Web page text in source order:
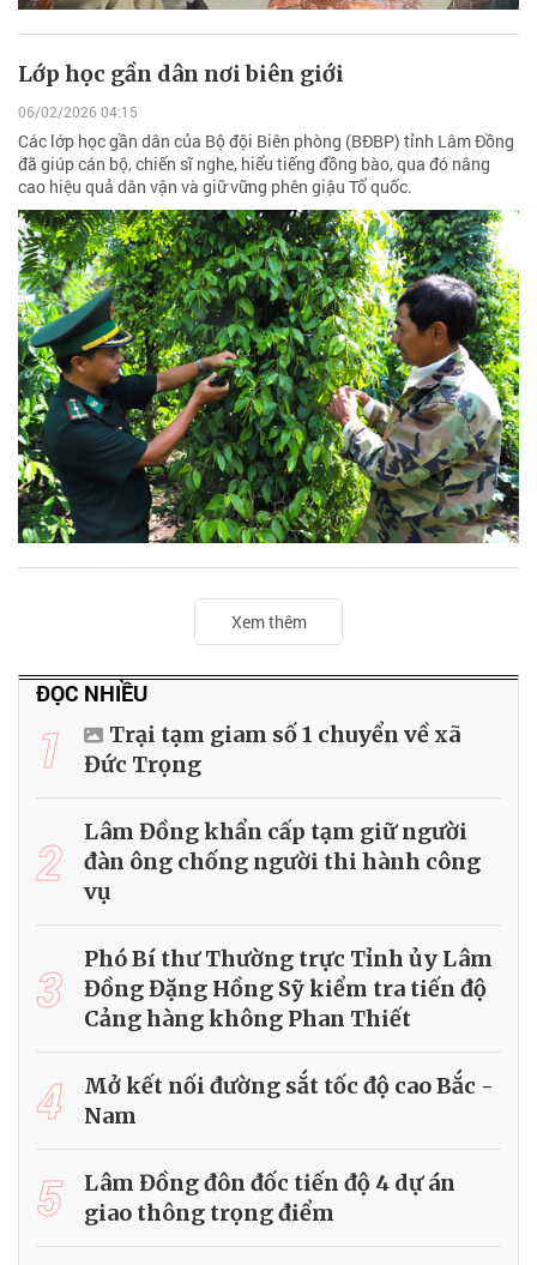
Lớp học gần dân nơi biên giới
06/02/2026 04:15
Các lớp học gần dân của Bộ đội Biên phòng (BĐBP) tỉnh Lâm Đồng
đã giúp cán bộ, chiến sĩ nghe, hiểu tiếng đồng bào, qua đó nâng
cao hiệu quả dân vận và giữ vững phên giậu Tổ quốc.
Xem thêm
ĐỌC NHIỀU
1
Trại tạm giam số 1 chuyển về xã
Đức Trọng
2
Lâm Đồng khẩn cấp tạm giữ người
đàn ông chống người thi hành công
vụ
3
Phó Bí thư Thường trực Tỉnh ủy Lâm
Đồng Đặng Hồng Sỹ kiểm tra tiến độ
Cảng hàng không Phan Thiết
4
Mở kết nối đường sắt tốc độ cao Bắc -
Nam
5
Lâm Đồng đôn đốc tiến độ 4 dự án
giao thông trọng điểm